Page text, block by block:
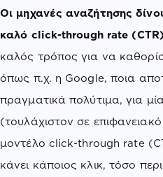
Οι μηχανές αναζήτησης
καλό click-through rate (CTR)
καλός τρόπος για να
όπως π.χ. η Google, ποια
πραγματικά πολύτιμα, για
(τουλάχιστον σε
μοντέλο click-through rate
κάνει κάποιος κλικ, τόσο